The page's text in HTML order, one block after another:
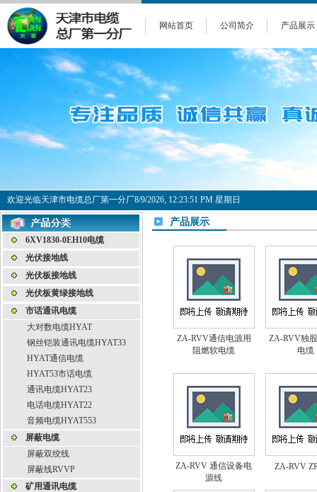
网站首页 公司简介 产品展示
欢迎光临天津市电缆总厂第一分厂8/9/2026, 12:23:52 PM 星期日
6XV1830-0EH10电缆
光伏接地线
光伏板接地线
光伏板黄绿接地线
市话通讯电缆
大对数电缆HYAT
钢丝铠装通讯电缆HYAT33
HYAT通信电缆
HYAT53市话电缆
通讯电缆HYAT23
电话电缆HYAT22
音频电缆HYAT553
屏蔽电缆
屏蔽双绞线
屏蔽线RVVP
矿用通讯电缆
产品展示
ZA-RVV通信电源用
阻燃软电缆
ZA-RVV独
电缆
ZA-RVV 通信设备电
源线
ZA-RVV